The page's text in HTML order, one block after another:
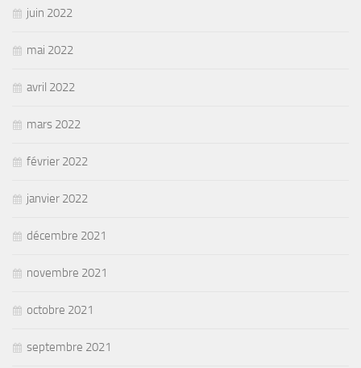
juin 2022
mai 2022
avril 2022
mars 2022
février 2022
janvier 2022
décembre 2021
novembre 2021
octobre 2021
septembre 2021